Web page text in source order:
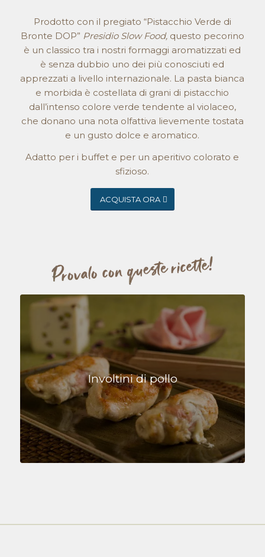
Prodotto con il pregiato “Pistacchio Verde di
Bronte DOP” Presidio Slow Food,questo pecorino
è un classico tra i nostri formaggi aromatizzati ed
è senza dubbio uno dei più conosciuti ed
apprezzati a livello internazionale. La pasta bianca
e morbida è costellata di grani di pistacchio
dall’intenso colore verde tendente al violaceo,
che donano una nota olfattiva lievemente tostata
e un gusto dolce e aromatico.
Adatto per i buffet e per un aperitivo colorato e
sfizioso.
ACQUISTA ORA
Involtini di pollo